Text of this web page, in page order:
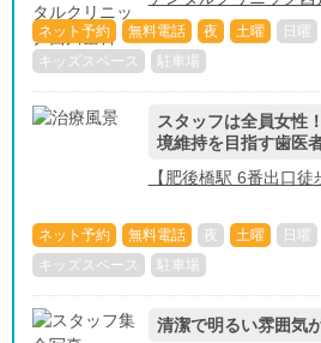
ネット予約 無料電話 夜 土曜 日曜
キッズスペース
駐車場
スタッフは全員女性
境維持を目指す歯医
【肥後橋駅 6番出口
ネット予約 無料電話 夜 土曜 日曜
キッズスペース
駐車場
清潔で明るい雰囲気